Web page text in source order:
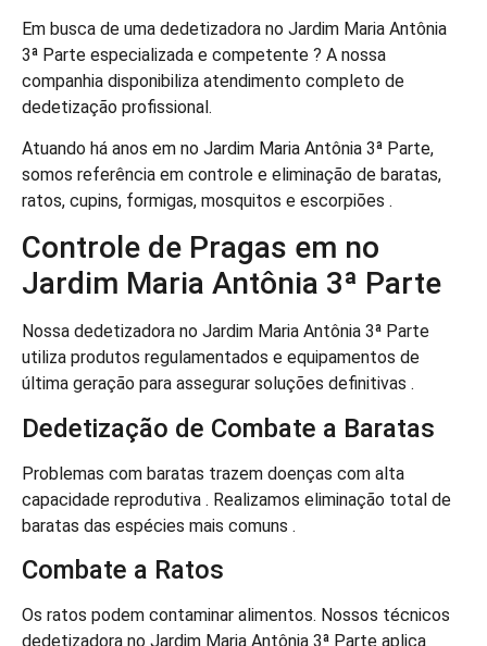
Em busca de uma dedetizadora no Jardim Maria Antônia
3ª Parte especializada e competente ? A nossa
companhia disponibiliza atendimento completo de
dedetização profissional.
Atuando há anos em no Jardim Maria Antônia 3ª Parte,
somos referência em controle e eliminação de baratas,
ratos, cupins, formigas, mosquitos e escorpiões .
Controle de Pragas em no
Jardim Maria Antônia 3ª Parte
Nossa dedetizadora no Jardim Maria Antônia 3ª Parte
utiliza produtos regulamentados e equipamentos de
última geração para assegurar soluções definitivas .
Dedetização de Combate a Baratas
Problemas com baratas trazem doenças com alta
capacidade reprodutiva . Realizamos eliminação total de
baratas das espécies mais comuns .
Combate a Ratos
Os ratos podem contaminar alimentos. Nossos técnicos
dedetizadora no Jardim Maria Antônia 3ª Parte aplica